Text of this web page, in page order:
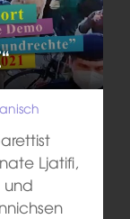
Ljatifi,
und